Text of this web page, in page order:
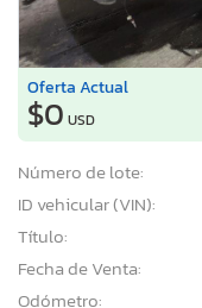
Oferta Actual
$0 USD
Número de lote:
ID vehicular (VIN):
Título:
Fecha de Venta:
Odómetro: